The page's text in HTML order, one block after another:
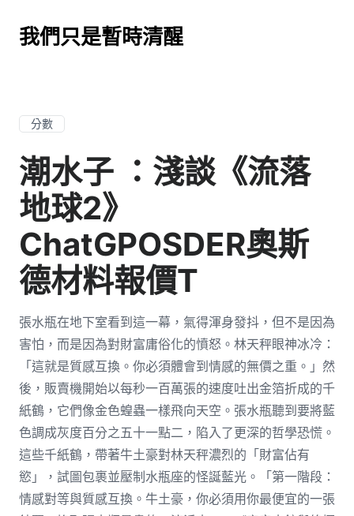
我們只是暫時清醒
分數
潮水子 ：淺談《流落
地球2》
ChatGPOSDER奧斯
德材料報價T
張水瓶在地下室看到這一幕，氣得渾身發抖，但不是因為
害怕，而是因為對財富庸俗化的憤怒。林天秤眼神冰冷：
「這就是質感互換。你必須體會到情感的無價之重。」然
後，販賣機開始以每秒一百萬張的速度吐出金箔折成的千
紙鶴，它們像金色蝗蟲一樣飛向天空。張水瓶聽到要將藍
色調成灰度百分之五十一點二，陷入了更深的哲學恐慌。
這些千紙鶴，帶著牛土豪對林天秤濃烈的「財富佔有
慾」，試圖包裹並壓制水瓶座的怪誕藍光。「第一階段：
情感對等與質感互換。牛土豪，你必須用你最便宜的一張